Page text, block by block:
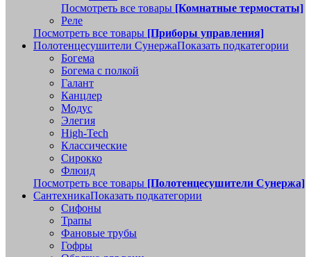
Посмотреть все товары [Комнатные термостаты]
Реле
Посмотреть все товары [Приборы управления]
Полотенцесушители СунержаПоказать подкатегории
Богема
Богема с полкой
Галант
Канцлер
Модус
Элегия
High-Tech
Классические
Сирокко
Флюид
Посмотреть все товары [Полотенцесушители Сунержа]
СантехникаПоказать подкатегории
Сифоны
Трапы
Фановые трубы
Гофры